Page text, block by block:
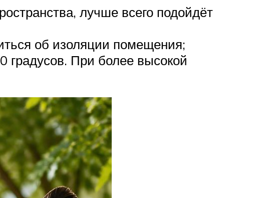
лучше всего подойдёт
об изоляции помещения;
градусов. При более высокой